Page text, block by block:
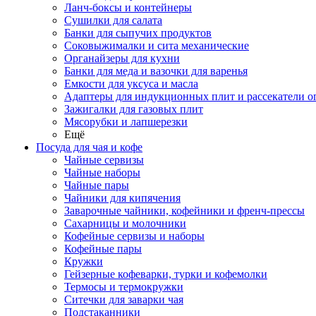
Ланч-боксы и контейнеры
Сушилки для салата
Банки для сыпучих продуктов
Соковыжималки и сита механические
Органайзеры для кухни
Банки для меда и вазочки для варенья
Емкости для уксуса и масла
Адаптеры для индукционных плит и рассекатели
Зажигалки для газовых плит
Мясорубки и лапшерезки
Ещё
Посуда для чая и кофе
Чайные сервизы
Чайные наборы
Чайные пары
Чайники для кипячения
Заварочные чайники, кофейники и френч-прессы
Сахарницы и молочники
Кофейные сервизы и наборы
Кофейные пары
Кружки
Гейзерные кофеварки, турки и кофемолки
Термосы и термокружки
Ситечки для заварки чая
Подстаканники